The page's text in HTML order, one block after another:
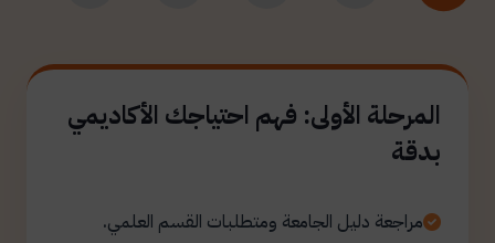
المرحلة الأولى: فهم احتياجك الأكاديمي
بدقة
مراجعة دليل الجامعة ومتطلبات القسم العلمي.